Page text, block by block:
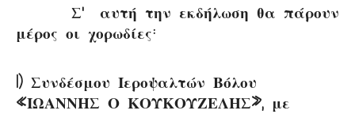
Σ’ αυτή την εκδήλωση θα πάρουν
μέρος οι χορωδίες:
1) Συνδέσμου Ιεροψαλτών Βόλου
«ΙΩΑΝΝΗΣ Ο ΚΟΥΚΟΥΖΕΛΗΣ», με